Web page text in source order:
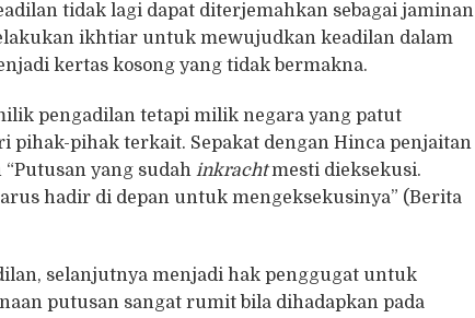
tidak lagi dapat diterjemahkan sebagai jaminan
ikhtiar untuk mewujudkan keadilan dalam
kertas kosong yang tidak bermakna.
pengadilan tetapi milik negara yang patut
pihak terkait. Sepakat dengan Hinca penjaitan
“Putusan yang sudahinkrachtmesti dieksekusi.
hadir di depan untuk mengeksekusinya” (Berita
selanjutnya menjadi hak penggugat untuk
putusan sangat rumit bila dihadapkan pada